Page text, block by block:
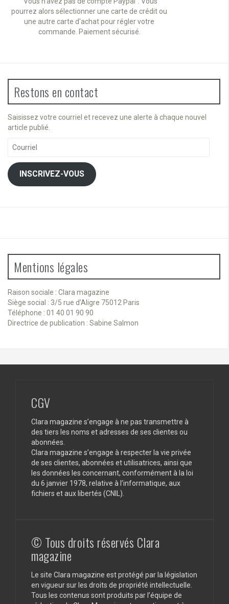
pourrez alors sélectionner une carte de crédit ou
une autre carte d'achat pour régler votre
commande. Paiement sécurisé.
Restons en contact
Saisissez votre courriel et recevez une alerte à chaque nouvel
article publié.
INSCRIVEZ-VOUS
Mentions légales
Raison sociale : Clara magazine
Siège social : 3/5 rue d’Aligre 75012 Paris
Téléphone : 01 40 01 90 90
Directrice de publication : Sabine Salmon
CGV
Clara magazine s’engage à ne pas transmettre à
des tiers les noms et adresses de ses clientes ou
abonnées.
Clara magazine s’engage à respecter la vie privée
de ses clientes, abonnées et utilisatrices, ainsi que
les données les concernant, conformément à la loi
du 6 janvier 1978, relative à l’informatique, aux
fichiers et aux libertés (CNIL).
© Tous droits réservés Clara
magazine
Le site Clara magazine est protégé par la législation
en vigueur sur les droits de propriété intellectuelle.
Tous les contenus sont produits par l’équipe de